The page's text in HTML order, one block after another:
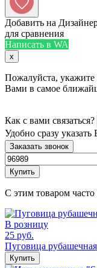
Добавить на
для сравнения
Написать в WA
x
Пожалуйста,
Вами в самое
Как с вами связаться?
Удобно сразу указать
Заказать звонок
Купить
С этим товаром
В розницу
25 руб.
Пуговица
Купить